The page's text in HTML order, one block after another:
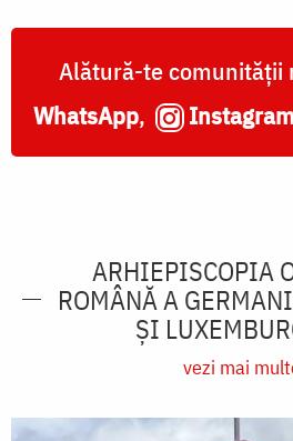
Alătură-te comunității
WhatsApp, Instagram
ARHIEPISCOPIA
ROMÂNĂ A
ŞI
vezi mai